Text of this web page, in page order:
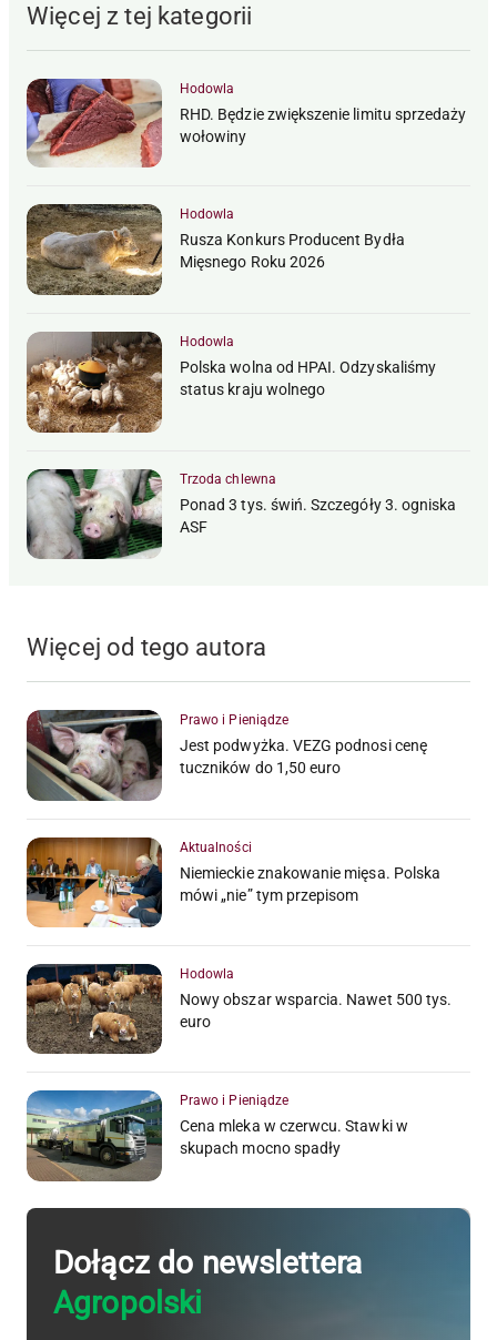
Więcej z tej kategorii
Hodowla
RHD. Będzie zwiększenie limitu sprzedaży
wołowiny
Hodowla
Rusza Konkurs Producent Bydła
Mięsnego Roku 2026
Hodowla
Polska wolna od HPAI. Odzyskaliśmy
status kraju wolnego
Trzoda chlewna
Ponad 3 tys. świń. Szczegóły 3. ogniska
ASF
Więcej od tego autora
Prawo i Pieniądze
Jest podwyżka. VEZG podnosi cenę
tuczników do 1,50 euro
Aktualności
Niemieckie znakowanie mięsa. Polska
mówi „nie” tym przepisom
Hodowla
Nowy obszar wsparcia. Nawet 500 tys.
euro
Prawo i Pieniądze
Cena mleka w czerwcu. Stawki w
skupach mocno spadły
Dołącz do newslettera
Agropolski